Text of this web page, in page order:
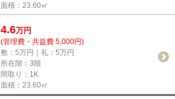
面積：23.60㎡
4.6万円
(管理費・共益費 5,000円)
敷：5万円｜礼：5万円
所在階：3階
間取り：1K
面積：23.60㎡